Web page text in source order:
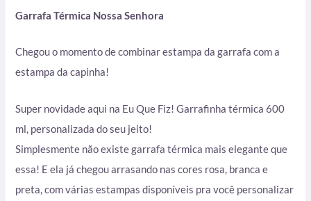
Garrafa Térmica Nossa Senhora
Chegou o momento de combinar estampa da garrafa com a
estampa da capinha!
Super novidade aqui na Eu Que Fiz! Garrafinha térmica 600
ml, personalizada do seu jeito!
Simplesmente não existe garrafa térmica mais elegante que
essa! E ela já chegou arrasando nas cores rosa, branca e
preta, com várias estampas disponíveis pra você personalizar